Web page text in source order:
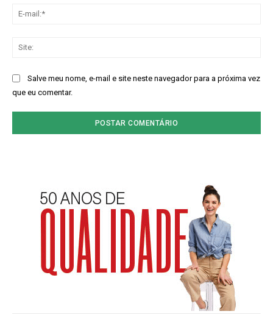
Salve meu nome, e-mail e site neste navegador para a próxima vez
que eu comentar.